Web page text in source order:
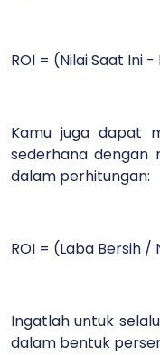
ROI = (Nilai Saat Ini -
Kamu juga dapat
sederhana dengan
dalam perhitungan:
ROI = (Laba Bersih /
Ingatlah untuk
dalam bentuk